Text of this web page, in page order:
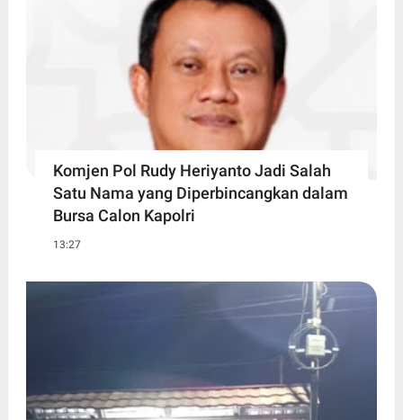
Komjen Pol Rudy Heriyanto Jadi Salah
Satu Nama yang Diperbincangkan dalam
Bursa Calon Kapolri
13:27